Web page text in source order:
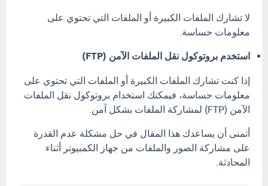
لا تشارك الملفات الكبيرة أو الملفات التي تحتوي على
معلومات حساسة.
استخدم بروتوكول نقل الملفات الآمن (FTP)
إذا كنت تشارك الملفات الكبيرة أو الملفات التي تحتوي على
معلومات حساسة، فيمكنك استخدام بروتوكول نقل الملفات
الآمن (FTP) لمشاركة الملفات بشكل آمن.
أتمنى أن يساعدك هذا المقال في حل مشكلة عدم القدرة
على مشاركة الصور والملفات من جهاز الكمبيوتر أثناء
المحادثة.